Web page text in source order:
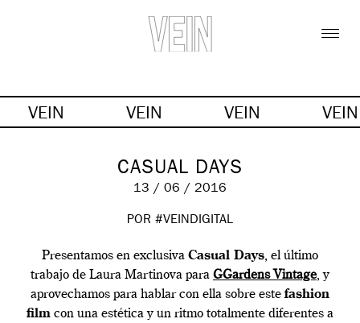
VEIN VEIN VEIN
CASUAL DAYS
13 / 06 / 2016
POR #VEINDIGITAL
Presentamos en exclusiva Casual Days, el último
trabajo de Laura Martinova para GGardens Vintage, y
aprovechamos para hablar con ella sobre estefashion
film con una estética y un ritmo totalmente diferentes a